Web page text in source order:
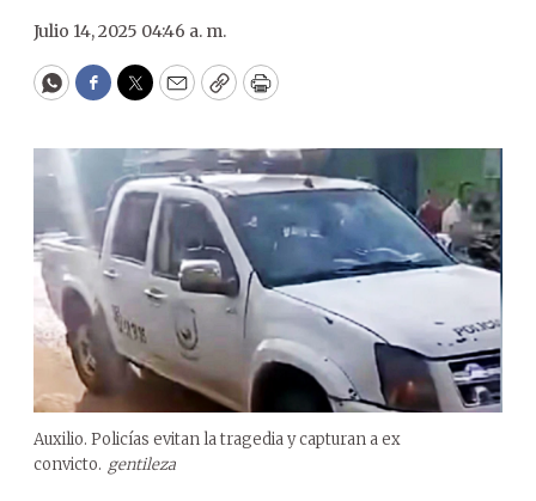
Julio 14, 2025 04:46 a. m.
WhatsApp
Facebook
Twitter
EmailCopyPrint
Auxilio. Policías evitan la tragedia y capturan a ex
convicto. gentileza